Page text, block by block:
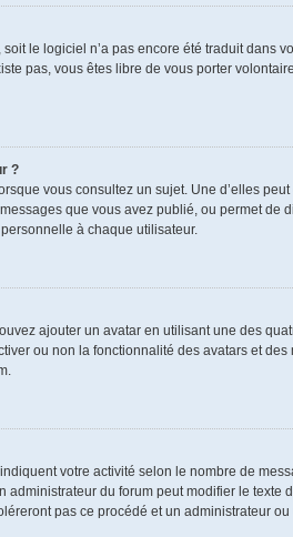
le logiciel n’a pas encore été traduit dans
pas, vous êtes libre de vous porter
?
vous consultez un sujet. Une d’elles
que vous avez publié, ou permet
à chaque utilisateur.
ajouter un avatar en utilisant une des
ou non la fonctionnalité des avatars et
votre activité selon le nombre de
du forum peut modifier le
pas ce procédé et un administrateur